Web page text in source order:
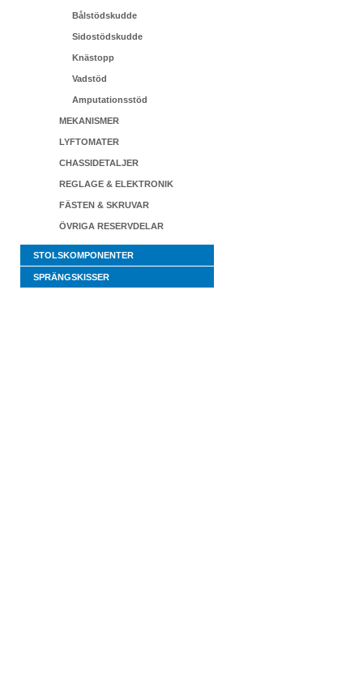
Bålstödskudde
Sidostödskudde
Knästopp
Vadstöd
Amputationsstöd
MEKANISMER
LYFTOMATER
CHASSIDETALJER
REGLAGE & ELEKTRONIK
FÄSTEN & SKRUVAR
ÖVRIGA RESERVDELAR
STOLSKOMPONENTER
SPRÄNGSKISSER